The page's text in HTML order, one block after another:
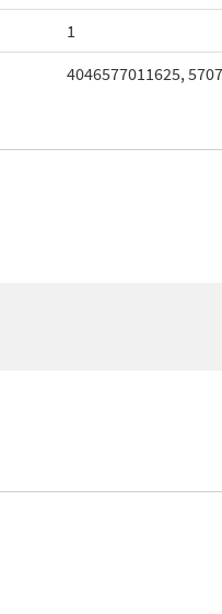
1
4046577011625,